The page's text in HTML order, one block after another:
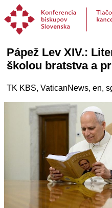
Pápež Lev XIV.:
školou bratstva a
TK KBS, VaticanNews, en,